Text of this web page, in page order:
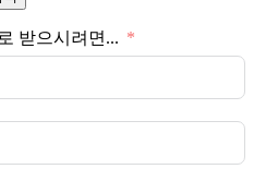
받으시려면...